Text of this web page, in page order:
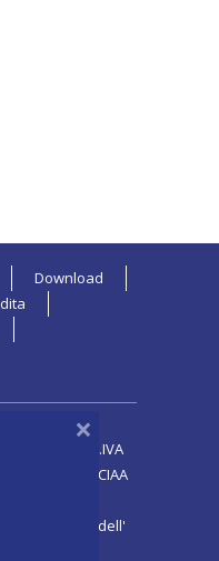
Download
Marini | P.IVA
- CCIAA
Lazio 10254 dell'
×